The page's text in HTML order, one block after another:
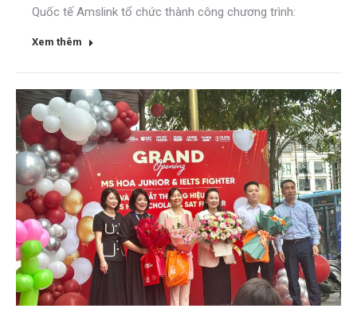
Quốc tế Amslink tổ chức thành công chương trình:
Xem thêm